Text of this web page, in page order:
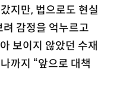
지만, 법으로도 현실
감정을 억누르고
보이지 않았던 수재
까지 “앞으로 대책